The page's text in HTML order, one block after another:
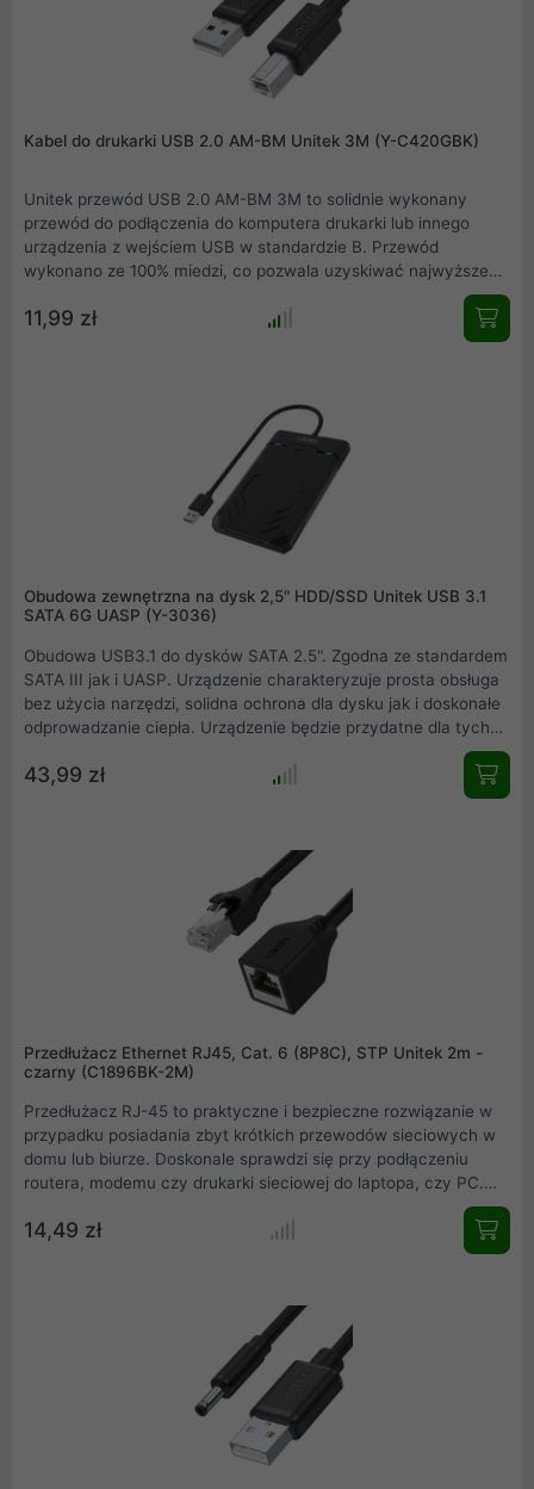
Kabel do drukarki USB 2.0 AM-BM Unitek 3M (Y-C420GBK)
Unitek przewód USB 2.0 AM-BM 3M to solidnie wykonany
przewód do podłączenia do komputera drukarki lub innego
urządzenia z wejściem USB w standardzie B. Przewód
wykonano ze 100% miedzi, co pozwala uzyskiwać najwyższe
przed zakłóceniami a otulina z PCV zapewnia odpowiednią
11,99 zł
Obudowa zewnętrzna na dysk 2,5" HDD/SSD Unitek USB 3.1
SATA 6G UASP (Y-3036)
Obudowa USB3.1 do dysków SATA 2.5". Zgodna ze standardem
SATA III jak i UASP. Urządzenie charakteryzuje prosta obsługa
bez użycia narzędzi, solidna ochrona dla dysku jak i doskonałe
odprowadzanie ciepła. Urządzenie będzie przydatne dla tych
wszystkich użytkowników którzy zmagają się z koniecznością
przenoszenia swoich dysków i danych, lub po prostu dla tych
43,99 zł
Przedłużacz Ethernet RJ45, Cat. 6 (8P8C), STP Unitek 2m -
czarny (C1896BK-2M)
Przedłużacz RJ-45 to praktyczne i bezpieczne rozwiązanie w
przypadku posiadania zbyt krótkich przewodów sieciowych w
domu lub biurze. Doskonale sprawdzi się przy podłączeniu
routera, modemu czy drukarki sieciowej do laptopa, czy PC.
Szybkie i stabilne połączenie gwarantuje transfer do 1Gb/s w
paśmie 250 MHz. Przedłużacz dostępny w kilku długościach:
14,49 zł